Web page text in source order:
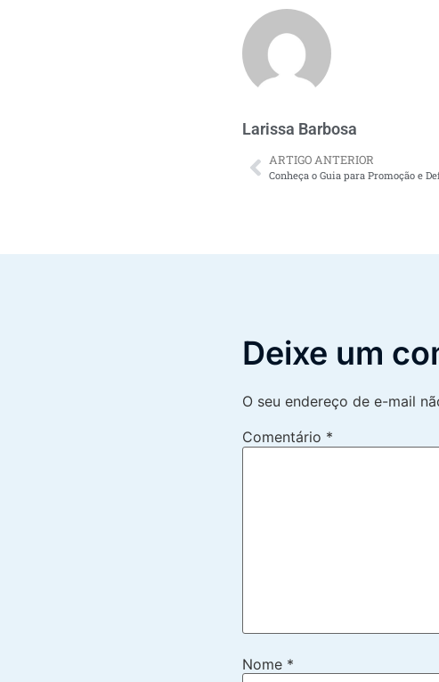
Larissa Barbosa
ARTIGO ANTERIOR
Deixe um
O seu endereço de e-mail
Comentário *
Nome *